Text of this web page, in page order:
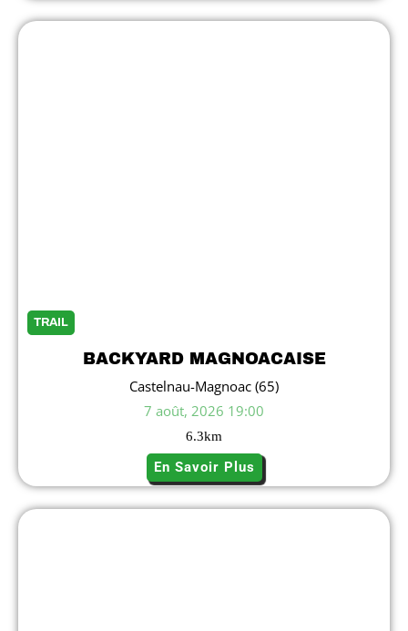
TRAIL
BACKYARD MAGNOACAISE
Castelnau-Magnoac (65)
7 août, 2026 19:00
6.3km
En Savoir Plus